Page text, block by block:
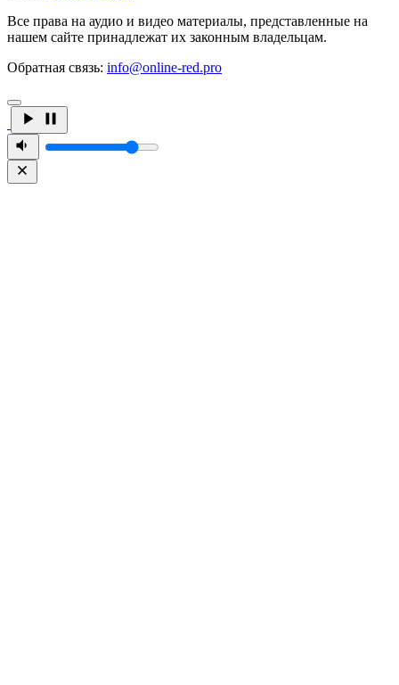
Все права на аудио и видео материалы, представленные на
нашем сайте принадлежат их законным владельцам.
Обратная связь: info@online-red.pro